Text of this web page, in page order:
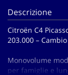
Descrizione
Citroën C4
203.000 –
Monovolume
per famiglie e